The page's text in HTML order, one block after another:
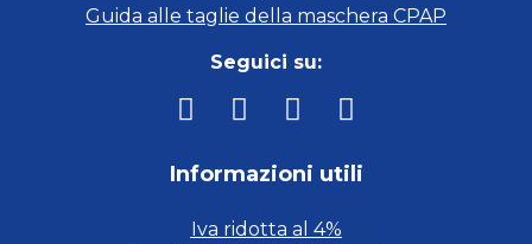
Guida alle taglie della maschera CPAP
Seguici su:
Informazioni utili
Iva ridotta al 4%